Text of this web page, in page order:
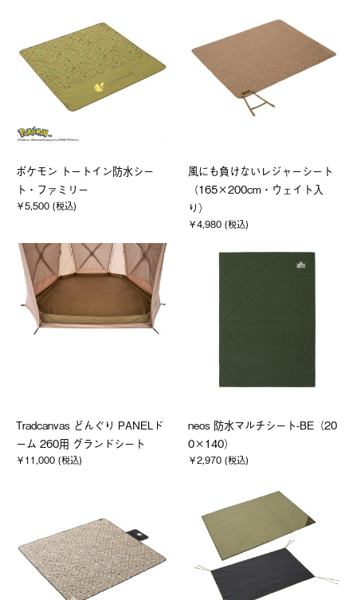
ポケモン トートイン防水シー
ト・ファミリー
￥5,500 (税込)
風にも負けないレジャーシート
（165×200cm・ウェイト入
り）
￥4,980 (税込)
Tradcanvas どんぐり PANELド
ーム 260用 グランドシート
￥11,000 (税込)
neos 防水マルチシート-BE（20
0×140）
￥2,970 (税込)